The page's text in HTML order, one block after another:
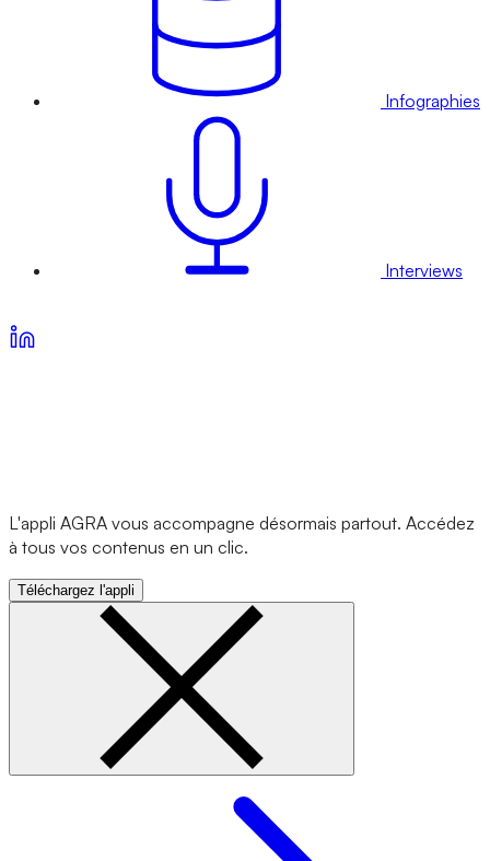
Infographies
Interviews
L'appli AGRA vous accompagne désormais partout. Accédez
à tous vos contenus en un clic.
Téléchargez l'appli